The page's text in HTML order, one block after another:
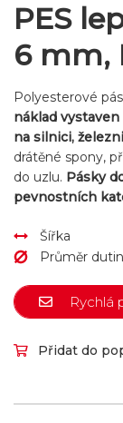
PES
6 mm,
Polyesterové
náklad
na silnici,
drátěné spony,
do uzlu. Pásky
pevnostních
Šířka
Průměr
Rychlá
Přidat do